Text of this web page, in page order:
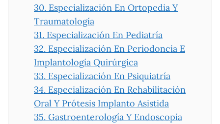
30. Especialización En Ortopedia Y
Traumatología
31. Especialización En Pediatría
32. Especialización En Periodoncia E
Implantología Quirúrgica
33. Especialización En Psiquiatría
34. Especialización En Rehabilitación
Oral Y Prótesis Implanto Asistida
35. Gastroenterología Y Endoscopía